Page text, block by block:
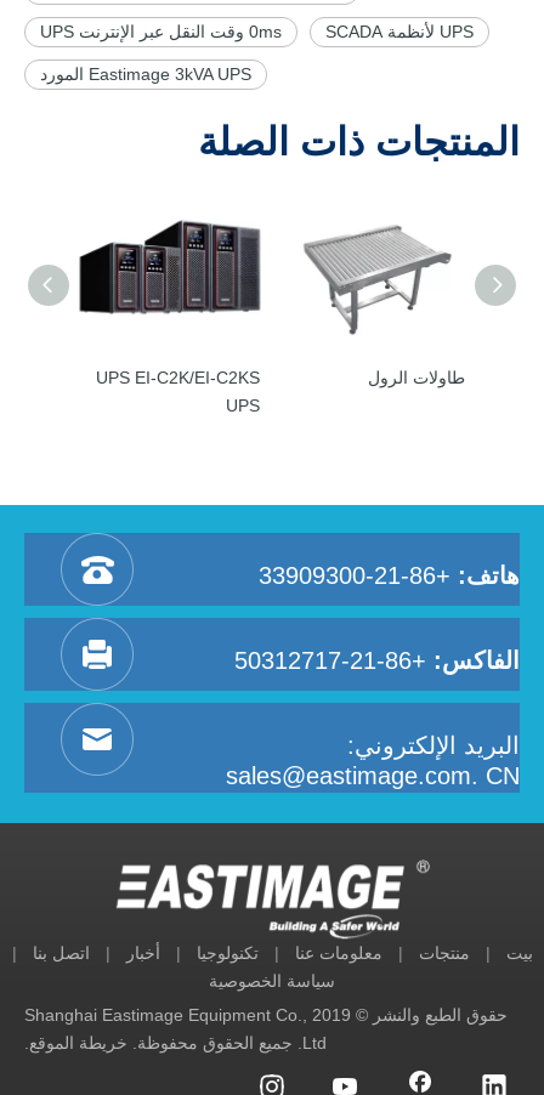
0ms وقت النقل عبر الإنترنت UPS UPS لأنظمة SCADA
Eastimage 3kVA UPS المورد
المنتجات ذات الصلة
UPS EI-C2K/EI-C2KS
UPS
طاولات الرول
هاتف: +86-21-33909300
الفاكس: +86-21-50312717
البريد الإلكتروني:
sales@eastimage.com. CN
بيت | منتجات | معلومات عنا | تكنولوجيا | أخبار | اتصل بنا
|
سياسة الخصوصية
حقوق الطبع والنشر © 2019 Shanghai Eastimage Equipment Co.,
Ltd. جميع الحقوق محفوظة.
خريطة الموقع